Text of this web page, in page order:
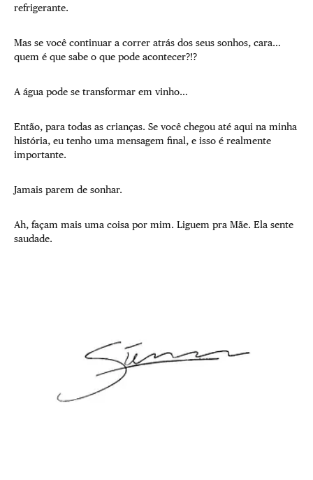
refrigerante.
Mas se você continuar a correr atrás dos seus sonhos, cara…
quem é que sabe o que pode acontecer?!?
A água pode se transformar em vinho…
Então, para todas as crianças. Se você chegou até aqui na minha
história, eu tenho uma mensagem final, e isso é realmente
importante.
Jamais parem de sonhar.
Ah, façam mais uma coisa por mim. Liguem pra Mãe. Ela sente
saudade.